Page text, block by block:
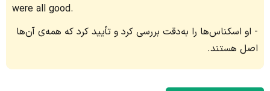
were all good.
او اسکناس‌ها را به‌دقت بررسی کرد و تأیید کرد که همه‌ی آن‌ها
اصل هستند.